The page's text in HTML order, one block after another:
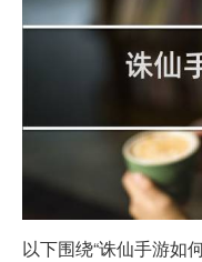
以下围绕“诛仙手游如